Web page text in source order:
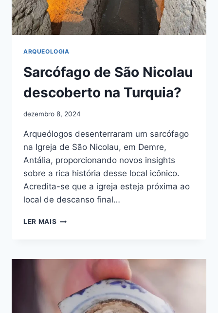
ARQUEOLOGIA
Sarcófago de São Nicolau
descoberto na Turquia?
dezembro 8, 2024
Arqueólogos desenterraram um sarcófago
na Igreja de São Nicolau, em Demre,
Antália, proporcionando novos insights
sobre a rica história desse local icônico.
Acredita-se que a igreja esteja próxima ao
local de descanso final…
LER MAIS SARCÓFAGO
DESCOBERTO
TURQUIA?